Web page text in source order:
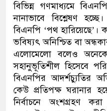
বিভিন্ন গণমাধ্যমে
নানাভাবে বিশ্লেষণ
বিএনপি ‘পথ হারিয়েছে’।
ভবিষ্যৎ অনিশ্চিত বা
এলোমেলো বলেও
সহানুভূতিশীল হিসেবে
বিএনপির আদর্শচ্যুতির
কেউ প্রতিপক্ষ ঘরানার
নির্বাচনে অংশগ্রহণ